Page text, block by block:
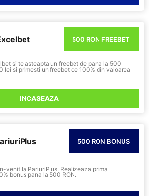
500 RON FREEBET
si te asteapta un freebet de pana la 500
lei si primesti un freebet de 100% din valoarea
INCASEAZA
500 RON BONUS
venit la PariuriPlus. Realizeaza prima
bonus pana la 500 RON.